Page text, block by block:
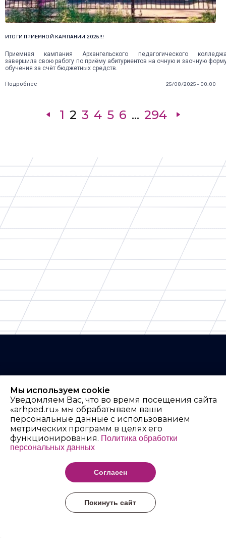
ИТОГИ ПРИЕМНОЙ КАМПАНИИ 2025!!!
Приемная кампания Архангельского педагогического
завершила свою работу по приёму абитуриентов на очную и заочную
обучения за счёт бюджетных средств.
Подробнее 25/08/2025 - 00:00
1 2 3 4 5 6 ... 294
Архангельский
педагогический
колледж имени Р.Е.
Шаниной
Мы используем cookie
Уведомляем Вас, что во время посещения сайта
«arhped.ru» мы обрабатываем ваши
персональные данные с использованием
метрических программ в целях его
функционирования. Политика обработки
персональных данных
Согласен
Покинуть сайт